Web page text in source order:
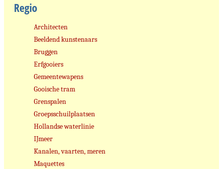
Regio
Architecten
Beeldend kunstenaars
Bruggen
Erfgooiers
Gemeentewapens
Gooische tram
Grenspalen
Groepsschuilplaatsen
Hollandse waterlinie
IJmeer
Kanalen, vaarten, meren
Maquettes